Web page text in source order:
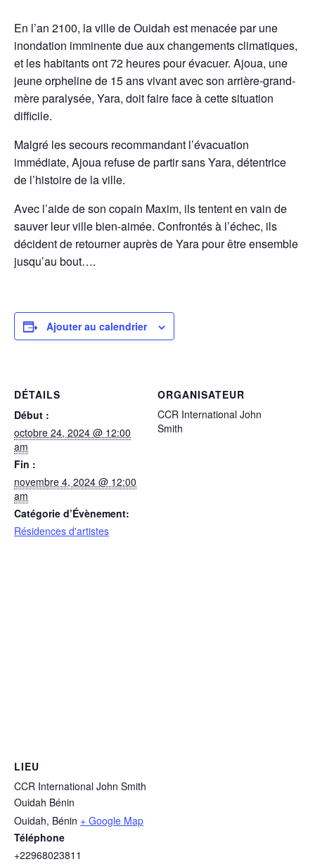
En l’an 2100, la ville de Ouidah est menacée par une
inondation imminente due aux changements climatiques,
et les habitants ont 72 heures pour évacuer. Ajoua, une
jeune orpheline de 15 ans vivant avec son arrière-grand-
mère paralysée, Yara, doit faire face à cette situation
difficile.
Malgré les secours recommandant l’évacuation
immédiate, Ajoua refuse de partir sans Yara, détentrice
de l’histoire de la ville.
Avec l’aide de son copain Maxim, ils tentent en vain de
sauver leur ville bien-aimée. Confrontés à l’échec, ils
décident de retourner auprès de Yara pour être ensemble
jusqu’au bout….
Ajouter au calendrier
DÉTAILS
Début :
octobre 24, 2024 @ 12:00
am
Fin :
novembre 4, 2024 @ 12:00
am
Catégorie d’Évènement:
Résidences d'artistes
ORGANISATEUR
CCR International John
Smith
LIEU
CCR International John Smith
Ouidah Bénin
Ouidah, Bénin + Google Map
Téléphone
+22968023811